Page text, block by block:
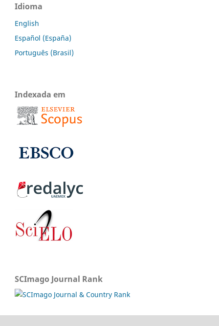
Idioma
English
Español (España)
Português (Brasil)
Indexada em
SCImago Journal Rank